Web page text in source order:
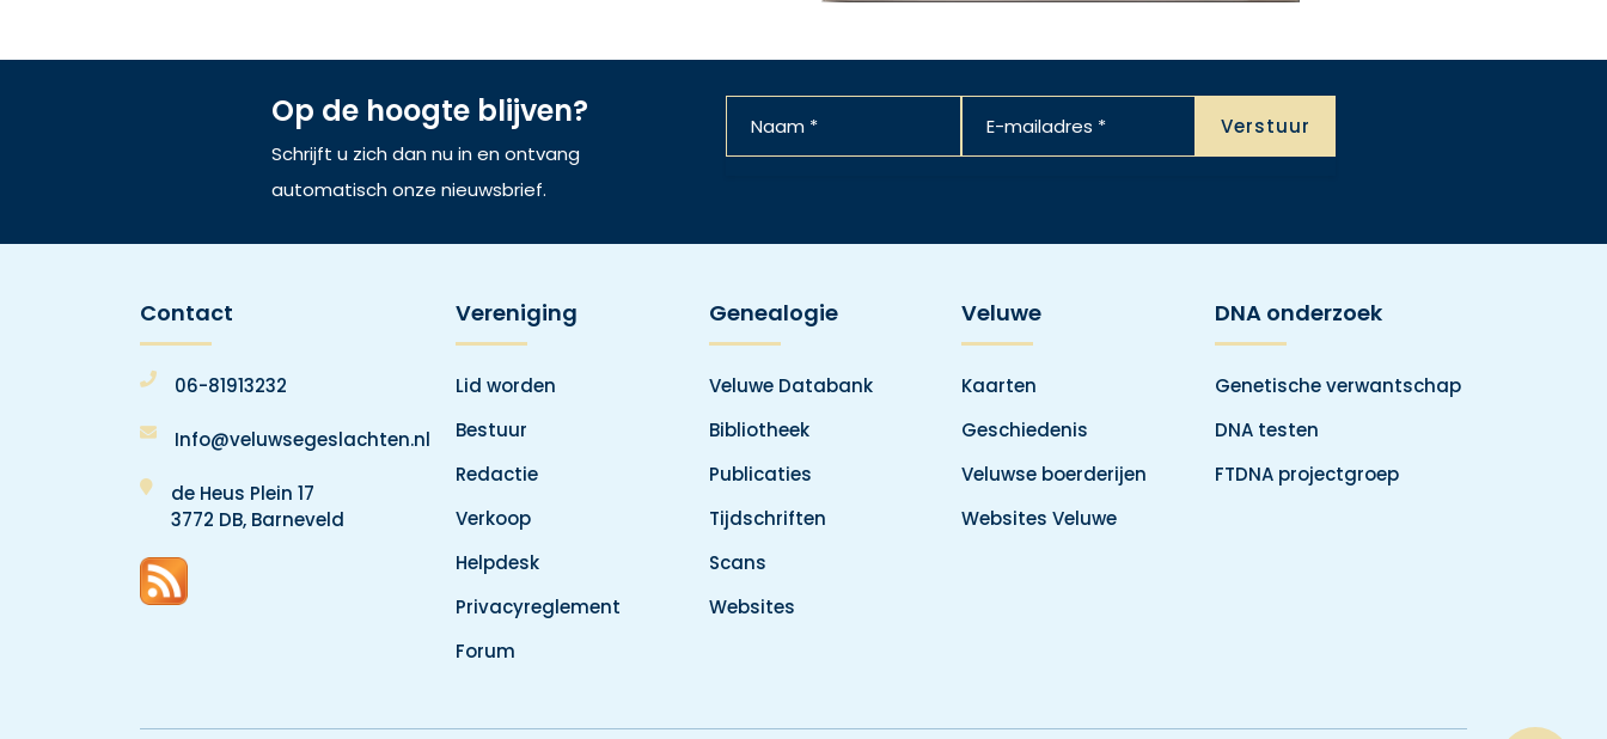
Op de hoogte blijven?
Schrijft u zich dan nu in en ontvang
automatisch onze nieuwsbrief.
Contact
06-81913232
Info@veluwsegeslachten.nl
de Heus Plein 17
3772 DB, Barneveld
Vereniging
Lid worden
Bestuur
Redactie
Verkoop
Helpdesk
Privacyreglement
Forum
Genealogie
Veluwe Databank
Bibliotheek
Publicaties
Tijdschriften
Scans
Websites
Veluwe
Kaarten
Geschiedenis
Veluwse boerderijen
Websites Veluwe
DNA onderzoek
Genetische verwantschap
DNA testen
FTDNA projectgroep